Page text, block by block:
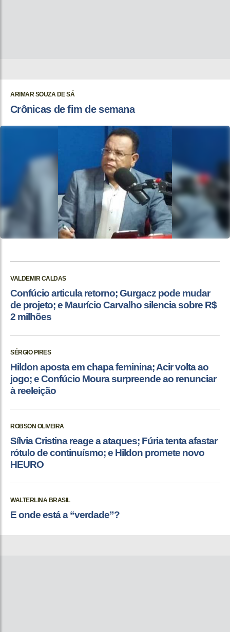
ARIMAR SOUZA DE SÁ
Crônicas de fim de semana
VALDEMIR CALDAS
Confúcio articula retorno; Gurgacz pode mudar
de projeto; e Maurício Carvalho silencia sobre R$
2 milhões
SÉRGIO PIRES
Hildon aposta em chapa feminina; Acir volta ao
jogo; e Confúcio Moura surpreende ao renunciar
à reeleição
ROBSON OLIVEIRA
Sílvia Cristina reage a ataques; Fúria tenta afastar
rótulo de continuísmo; e Hildon promete novo
HEURO
WALTERLINA BRASIL
E onde está a “verdade”?